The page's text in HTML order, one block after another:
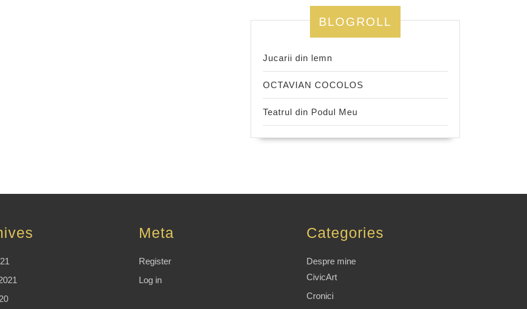
BLOGROLL
Jucarii din lemn
OCTAVIAN COCOLOS
Teatrul din Podul Meu
Meta
Register
Log in
Categories
Despre mine
CivicArt
Cronici